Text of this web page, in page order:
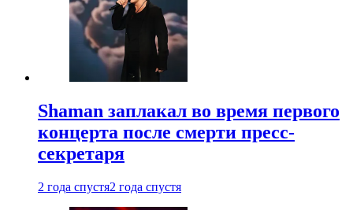
Shaman заплакал во время первого
концерта после смерти пресс-
секретаря
2 года спустя2 года спустя